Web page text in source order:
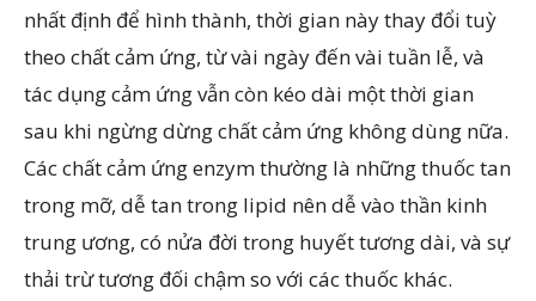
nhất định để hình thành, thời gian này thay đổi tuỳ
theo chất cảm ứng, từ vài ngày đến vài tuần lễ, và
tác dụng cảm ứng vẫn còn kéo dài một thời gian
sau khi ngừng dừng chất cảm ứng không dùng nữa.
Các chất cảm ứng enzym thường là những thuốc tan
trong mỡ, dễ tan trong lipid nên dễ vào thần kinh
trung ương, có nửa đời trong huyết tương dài, và sự
thải trừ tương đối chậm so với các thuốc khác.